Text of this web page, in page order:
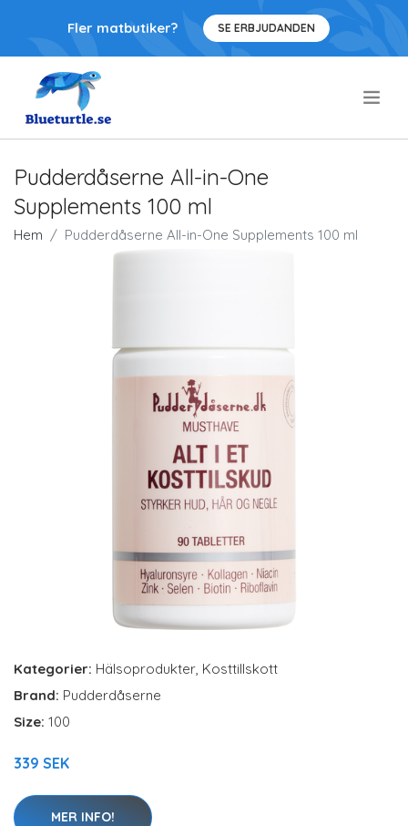
Fler matbutiker? SE ERBJUDANDEN
Pudderdåserne All-in-One
Supplements 100 ml
Hem Pudderdåserne All-in-One Supplements 100 ml
Kategorier: Hälsoprodukter, Kosttillskott
Brand: Pudderdåserne
Size: 100
339 SEK
MER INFO!